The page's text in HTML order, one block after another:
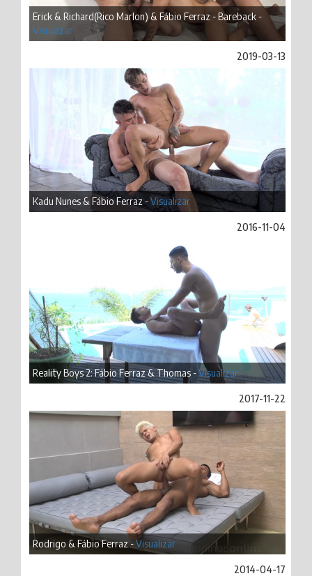
Erick & Richard(Rico Marlon) & Fábio Ferraz - Bareback -
Visualizar
2019-03-13
Kadu Nunes & Fábio Ferraz -Visualizar
2016-11-04
Reality Boys 2: Fábio Ferraz & Thomas -Visualizar
2017-11-22
Rodrigo & Fábio Ferraz -Visualizar
2014-04-17